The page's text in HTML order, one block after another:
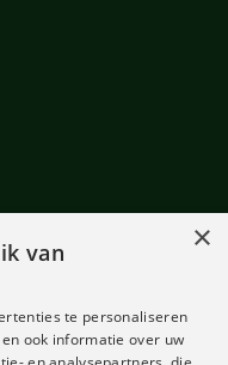
×
van
te personaliseren
ook informatie over uw